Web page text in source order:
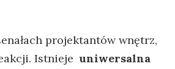
projektantów wnętrz,
Istnieje uniwersalna